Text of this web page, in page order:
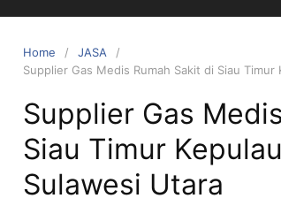
Home
JASA
Supplier Gas Medis Rumah Sakit di Siau
Supplier Gas
Siau Timur
Sulawesi Utara